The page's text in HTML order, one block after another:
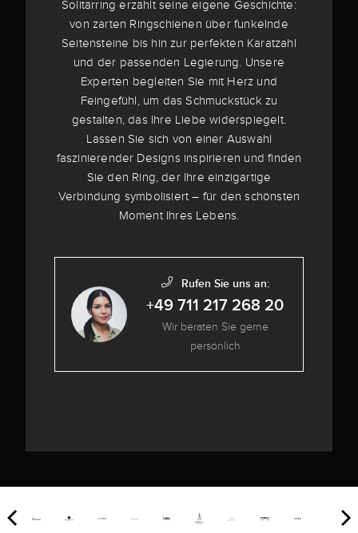
Solitärring erzählt seine eigene Geschichte:
von zarten Ringschienen über funkelnde
Seitensteine bis hin zur perfekten Karatzahl
und der passenden Legierung. Unsere
Experten begleiten Sie mit Herz und
Feingefühl, um das Schmuckstück zu
gestalten, das Ihre Liebe widerspiegelt.
Lassen Sie sich von einer Auswahl
faszinierender Designs inspirieren und finden
Sie den Ring, der Ihre einzigartige
Verbindung symbolisiert – für den schönsten
Moment Ihres Lebens.
Rufen Sie uns an:
+49 711 217 268 20
Wir beraten Sie gerne
persönlich